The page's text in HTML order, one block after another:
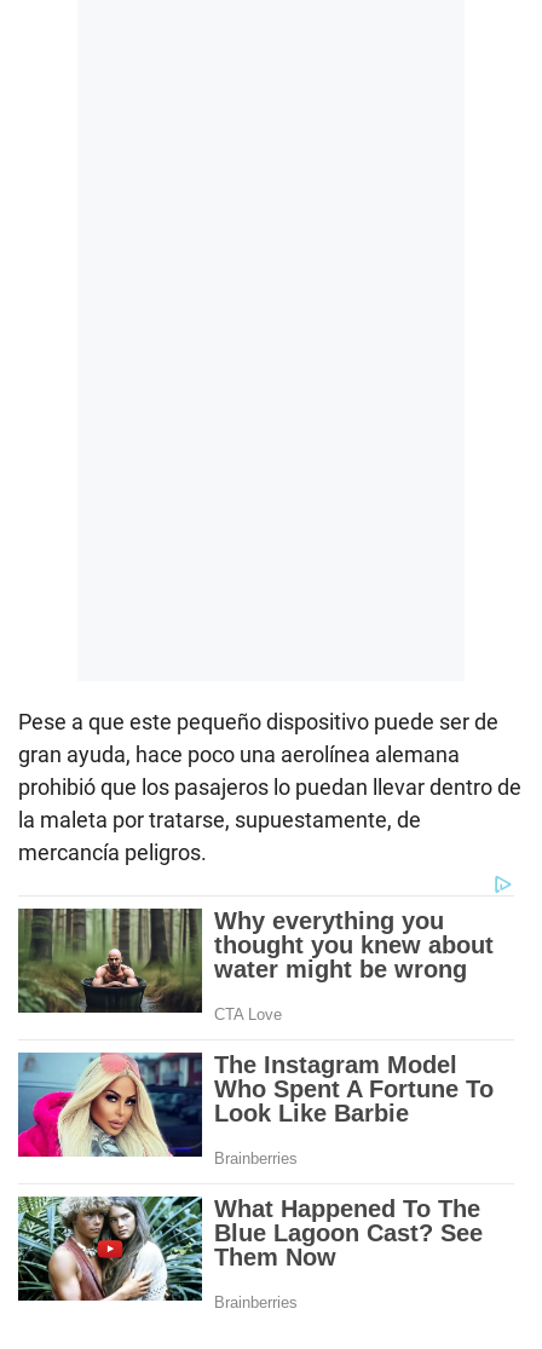
Pese a que este pequeño dispositivo puede ser de
gran ayuda, hace poco una aerolínea alemana
prohibió que los pasajeros lo puedan llevar dentro de
la maleta por tratarse, supuestamente, de
mercancía peligros.